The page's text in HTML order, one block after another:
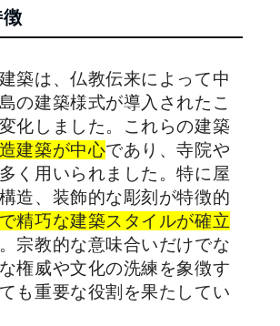
築は、仏教伝来によって中
の建築様式が導入されたこ
化しました。これらの建築
建築が中心であり、寺院や
く用いられました。特に屋
造、装飾的な彫刻が特徴的
精巧な建築スタイルが確立
宗教的な意味合いだけでな
権威や文化の洗練を象徴す
も重要な役割を果たしてい